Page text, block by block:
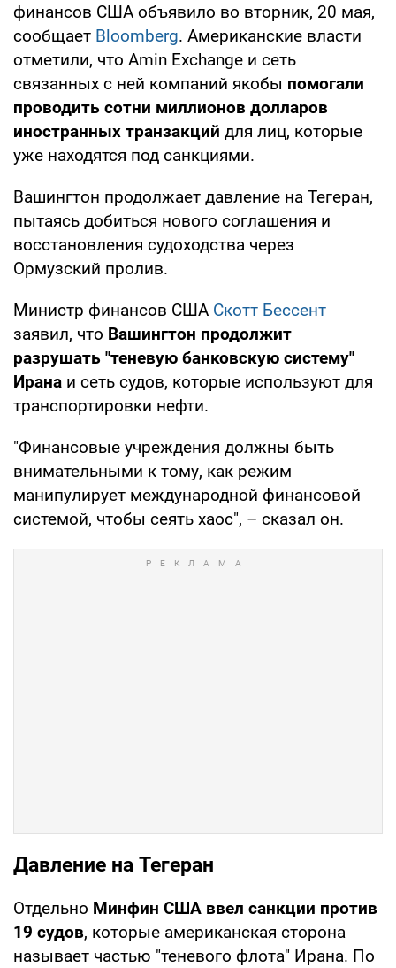
финансов США объявило во вторник, 20 мая,
сообщает Bloomberg. Американские власти
отметили, что Amin Exchange и сеть
связанных с ней компаний якобы помогали
проводить сотни миллионов долларов
иностранных транзакций для лиц, которые
уже находятся под санкциями.
Вашингтон продолжает давление на Тегеран,
пытаясь добиться нового соглашения и
восстановления судоходства через
Ормузский пролив.
Министр финансов США Скотт Бессент
заявил, что Вашингтон продолжит
разрушать "теневую банковскую систему"
Ирана и сеть судов, которые используют для
транспортировки нефти.
"Финансовые учреждения должны быть
внимательными к тому, как режим
манипулирует международной финансовой
системой, чтобы сеять хаос", – сказал он.
Давление на Тегеран
Отдельно Минфин США ввел санкции против
19 судов, которые американская сторона
называет частью "теневого флота" Ирана. По